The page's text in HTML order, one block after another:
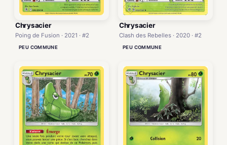
Chrysacier
Poing de Fusion · 2021 · #2
PEU COMMUNE
Chrysacier
Clash des Rebelles · 2020 · #2
PEU COMMUNE